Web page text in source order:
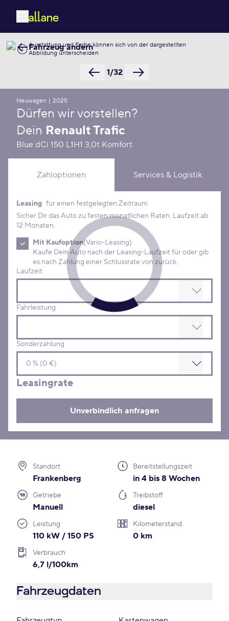
Ausstattung und Farbe können sich von der dargestellten
Abbildung unterscheiden
1/32
Fahrzeug ändern
Neuwagen | 2025
Dürfen wir vorstellen?
Dein Renault Trafic
Blue dCi 150 L1H1 3,0t Komfort
Zahloptionen Services & Logistik
Leasing Konditionen
Leasing für einen festgelegten Zeitraum
Sicher Dir das Auto zu festen monatlichen Raten. Laufzeit ab
12 Monaten.
Mit Kaufoption(Vario-Leasing)
Kaufe Dein Auto nach der Leasing-Laufzeit für oder gib
es nach Zahlung einer Schlussrate von zurück.
Laufzeit
Fahrleistung
Sonderzahlung
Leasingrate
Unverbindlich anfragen
Standort
Frankenberg
Bereitstellungszeit
in 4 bis 8 Wochen
Getriebe
Manuell
Treibstoff
diesel
Leistung
110 kW / 150 PS
Kilometerstand
0 km
Verbrauch
6,7 l/100km
Fahrzeugdaten